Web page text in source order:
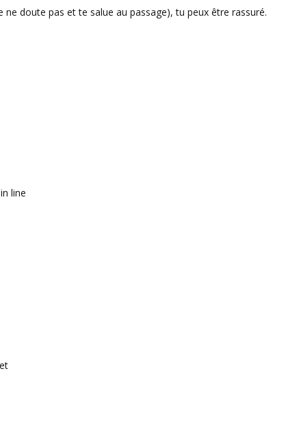
ne doute pas et te salue au passage), tu peux être rassuré.
line